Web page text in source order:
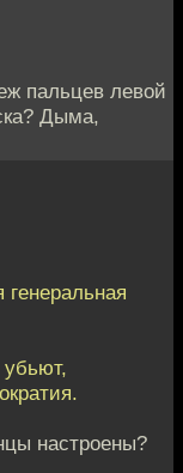
пальцев левой
Дыма,
настроены?